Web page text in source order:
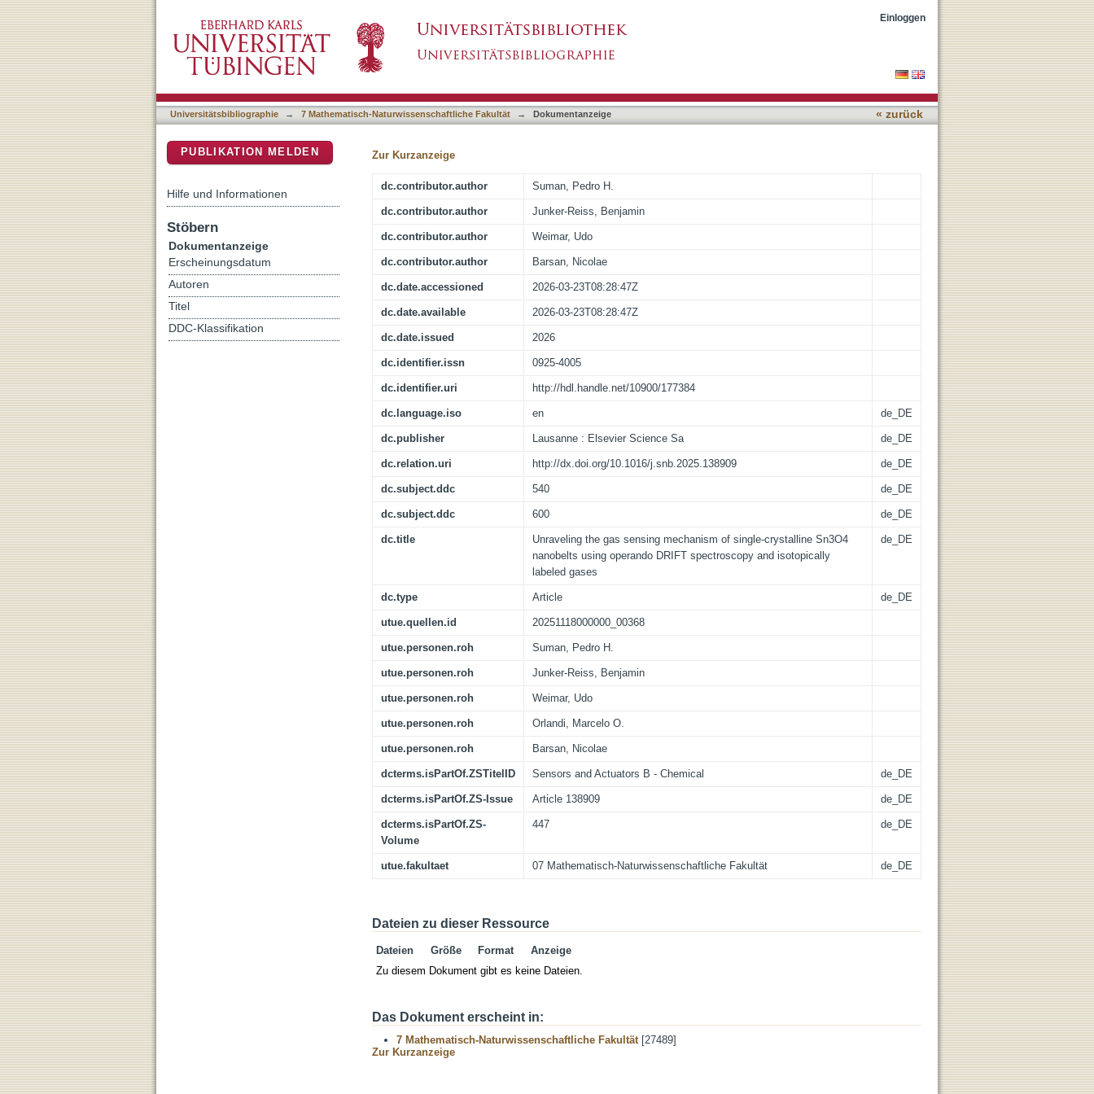
Unraveling the gas sensing mechanism of single-crystalline Sn3O4 nanobelts using operando
DRIFT spectroscopy and isotopically labeled gases
Einloggen
Universitätsbibliographie → 7 Mathematisch-Naturwissenschaftliche Fakultät → Dokumentanzeige « zurück
Zur Kurzanzeige
dc.contributor.author Suman, Pedro H.
dc.contributor.author Junker-Reiss, Benjamin
dc.contributor.author Weimar, Udo
dc.contributor.author Barsan, Nicolae
dc.date.accessioned 2026-03-23T08:28:47Z
dc.date.available 2026-03-23T08:28:47Z
dc.date.issued 2026
dc.identifier.issn 0925-4005
dc.identifier.uri http://hdl.handle.net/10900/177384
dc.language.iso en de_DE
dc.publisher Lausanne : Elsevier Science Sa de_DE
dc.relation.uri http://dx.doi.org/10.1016/j.snb.2025.138909 de_DE
dc.subject.ddc 540 de_DE
dc.subject.ddc 600 de_DE
dc.title
Unraveling the gas sensing mechanism of single-crystalline Sn3O4
nanobelts using operando DRIFT spectroscopy and isotopically
labeled gases
de_DE
dc.type Article de_DE
utue.quellen.id 20251118000000_00368
utue.personen.roh Suman, Pedro H.
utue.personen.roh Junker-Reiss, Benjamin
utue.personen.roh Weimar, Udo
utue.personen.roh Orlandi, Marcelo O.
utue.personen.roh Barsan, Nicolae
dcterms.isPartOf.ZSTitelID Sensors and Actuators B - Chemical de_DE
dcterms.isPartOf.ZS-Issue Article 138909 de_DE
dcterms.isPartOf.ZS-
Volume
447 de_DE
utue.fakultaet 07 Mathematisch-Naturwissenschaftliche Fakultät de_DE
Dateien zu dieser Ressource
Dateien Größe Format
Anzeige
Zu diesem Dokument gibt es keine Dateien.
Das Dokument erscheint in:
7 Mathematisch-Naturwissenschaftliche Fakultät[27489]
Zur Kurzanzeige
PUBLIKATION MELDEN
Hilfe und Informationen
Stöbern
Dokumentanzeige
Erscheinungsdatum
Autoren
Titel
DDC-Klassifikation